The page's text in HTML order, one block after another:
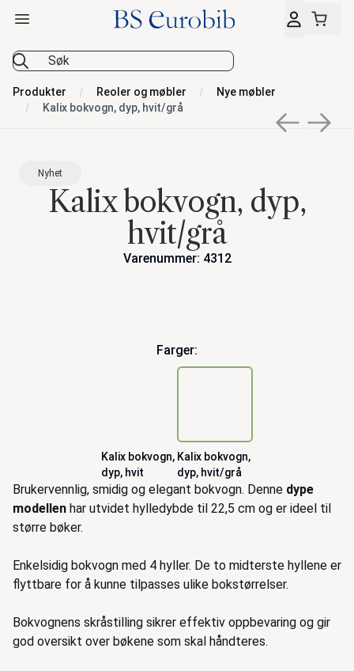
BS Eurobib
Åpne hovedmeny
Produkter Reoler og møbler
Nye møbler
Kalix bokvogn, dyp, hvit/grå
Previous
Next
Nyhet
Kalix bokvogn, dyp,
hvit/grå
Varenummer: 4312
Farger:
Kalix bokvogn,
dyp, hvit
Kalix bokvogn,
dyp, hvit/grå
Beskrivelse
Brukervennlig, smidig og elegant bokvogn. Denne dype
modellen har utvidet hylledybde til 22,5 cm og er ideel til
større bøker.
Enkelsidig bokvogn med 4 hyller. De to midterste hyllene er
flyttbare for å kunne tilpasses ulike bokstørrelser.
Bokvognens skråstilling sikrer effektiv oppbevaring og gir
god oversikt over bøkene som skal håndteres.